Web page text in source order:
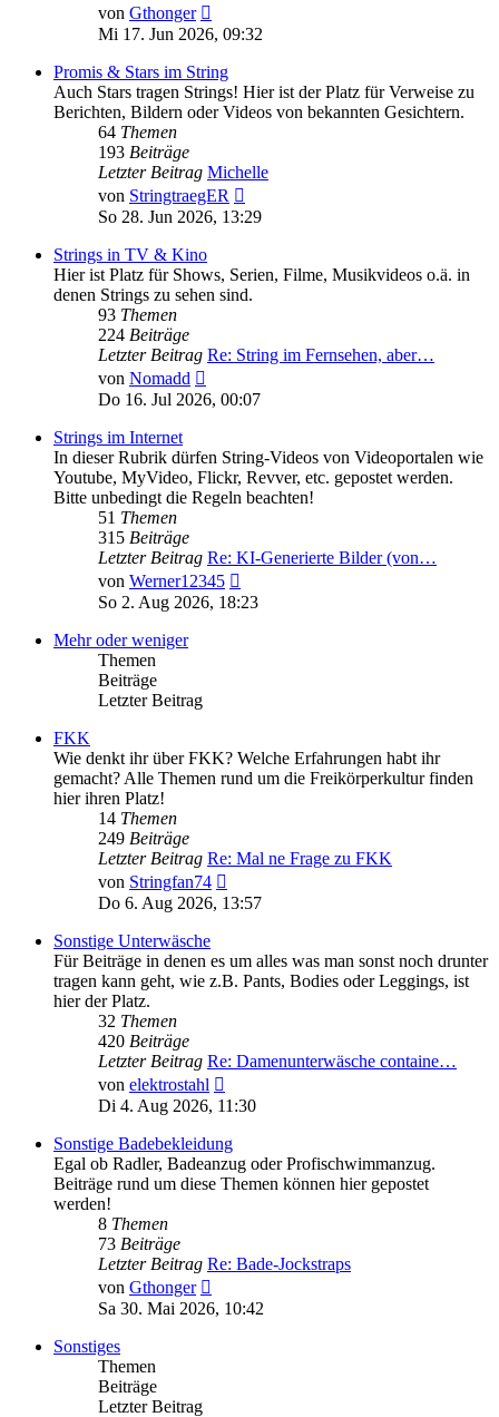
von Gthonger
Beitrag
Mi 17. Jun 2026, 09:32
Promis & Stars im String
Auch Stars tragen Strings! Hier ist der Platz für Verweise zu
Berichten, Bildern oder Videos von bekannten Gesichtern.
64 Themen
193 Beiträge
Letzter Beitrag Michelle
von StringtraegER
Beitrag
So 28. Jun 2026, 13:29
Strings in TV & Kino
Hier ist Platz für Shows, Serien, Filme, Musikvideos o.ä. in
denen Strings zu sehen sind.
93 Themen
224 Beiträge
Letzter Beitrag Re: String im Fernsehen, aber…
von Nomadd
Beitrag
Do 16. Jul 2026, 00:07
Strings im Internet
In dieser Rubrik dürfen String-Videos von Videoportalen wie
Youtube, MyVideo, Flickr, Revver, etc. gepostet werden.
Bitte unbedingt die Regeln beachten!
51 Themen
315 Beiträge
Letzter Beitrag Re: KI-Generierte Bilder (von…
von Werner12345
Beitrag
So 2. Aug 2026, 18:23
Mehr oder weniger
Themen
Beiträge
Letzter Beitrag
FKK
Wie denkt ihr über FKK? Welche Erfahrungen habt ihr
gemacht? Alle Themen rund um die Freikörperkultur finden
hier ihren Platz!
14 Themen
249 Beiträge
Letzter Beitrag Re: Mal ne Frage zu FKK
von Stringfan74
Beitrag
Do 6. Aug 2026, 13:57
Sonstige Unterwäsche
Für Beiträge in denen es um alles was man sonst noch drunter
tragen kann geht, wie z.B. Pants, Bodies oder Leggings, ist
hier der Platz.
32 Themen
420 Beiträge
Letzter Beitrag Re: Damenunterwäsche containe…
von elektrostahl
Beitrag
Di 4. Aug 2026, 11:30
Sonstige Badebekleidung
Egal ob Radler, Badeanzug oder Profischwimmanzug.
Beiträge rund um diese Themen können hier gepostet
werden!
8 Themen
73 Beiträge
Letzter Beitrag Re: Bade-Jockstraps
von Gthonger
Beitrag
Sa 30. Mai 2026, 10:42
Sonstiges
Themen
Beiträge
Letzter Beitrag